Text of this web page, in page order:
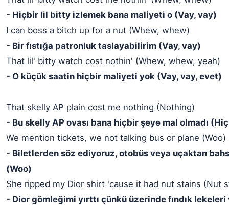
- Hiçbir lil bitty izlemek bana maliyeti o (Vay, vay)
I can boss a bitch up for a nut (Whew, whew)
- Bir fıstığa patronluk taslayabilirim (Vay, vay)
That lil' bitty watch cost nothin' (Whew, whew, yeah)
- O küçük saatin hiçbir maliyeti yok (Vay, vay, evet)
That skelly AP plain cost me nothing (Nothing)
- Bu skelly AP ovası bana hiçbir şeye mal olmadı
We mention tickets, we not talking bus or plane (Woo)
- Biletlerden söz ediyoruz, otobüs veya uçaktan
(Woo)
She ripped my Dior shirt 'cause it had nut stains (Nut
- Dior gömleğimi yırttı çünkü üzerinde fındık lekeleri